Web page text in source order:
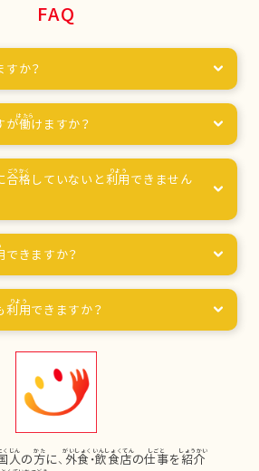
FAQ
すか？
が働けますか？
合格 していないと利用 できません
できますか？
利用できますか？
人の方に、 外食 ・飲食店の仕事を紹介